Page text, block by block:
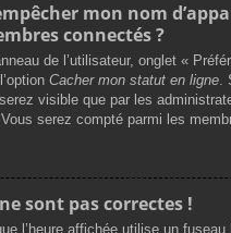
mon nom
connectés ?
de l’utilisateur, onglet «
Cacher mon statut en ligne.
visible que par les
serez compté parmi les
sont pas correctes !
l’heure affichée utilise un